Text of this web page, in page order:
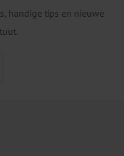
handige tips en nieuwe